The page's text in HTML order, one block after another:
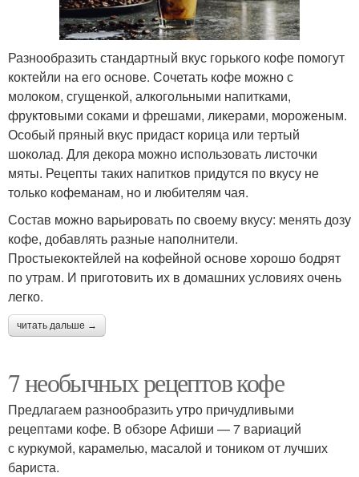
Разнообразить стандартный вкус горького кофе помогут
коктейли на его основе. Сочетать кофе можно с
молоком, сгущенкой, алкогольными напитками,
фруктовыми соками и фрешами, ликерами, мороженым.
Особый пряный вкус придаст корица или тертый
шоколад. Для декора можно использовать листочки
мяты. Рецепты таких напитков придутся по вкусу не
только кофеманам, но и любителям чая.
Состав можно варьировать по своему вкусу: менять дозу
кофе, добавлять разные наполнители.
Простыекоктейлей на кофейной основе хорошо бодрят
по утрам. И приготовить их в домашних условиях очень
легко.
читать дальше →
7 необычных рецептов кофе
Предлагаем разнообразить утро причудливыми
рецептами кофе. В обзоре Афиши — 7 вариаций
с куркумой, карамелью, масалой и тоником от лучших
бариста.